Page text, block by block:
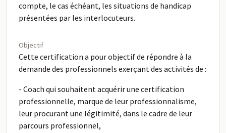
compte, le cas échéant, les situations de handicap
présentées par les interlocuteurs.
Objectif
Cette certification a pour objectif de répondre à la
demande des professionnels exerçant des activités de :
- Coach qui souhaitent acquérir une certification
professionnelle, marque de leur professionnalisme,
leur procurant une légitimité, dans le cadre de leur
parcours professionnel,